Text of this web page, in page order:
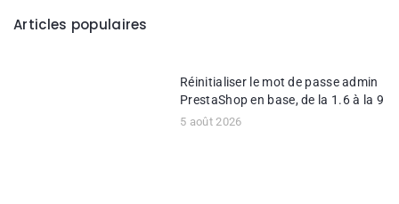
Articles populaires
Réinitialiser le mot de passe admin
PrestaShop en base, de la 1.6 à la 9
5 août 2026